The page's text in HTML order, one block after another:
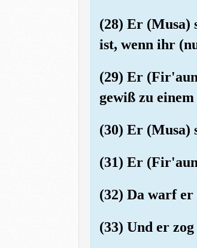
(28) Er (Musa)
ist, wenn ihr
(29) Er
gewiß zu
(30) Er (Musa)
(31) Er
(32) Da warf er
(33) Und er